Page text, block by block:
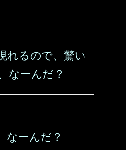
れるので、驚い
なーんだ？
なーんだ？